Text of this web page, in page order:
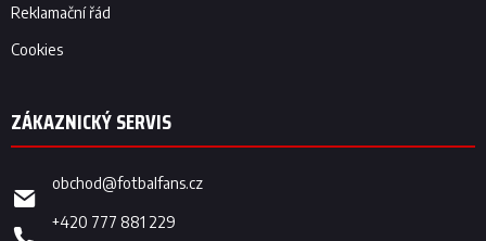
Reklamační řád
Cookies
obchod@fotbalfans.cz
+420 777 881 229